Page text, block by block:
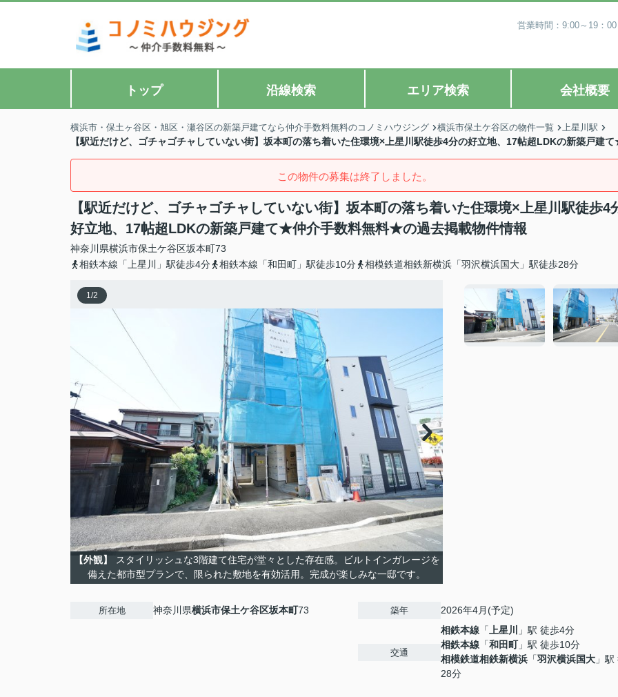
営業時間：9:00～19：
トップ 沿線検索 エリア検索 会社概要
横浜市・保土ヶ谷区・旭区・瀬谷区の新築戸建てなら仲介手数料無料のコノミハウジング 横浜市保土ケ谷区の物件一覧 上星川駅
【駅近だけど、ゴチャゴチャしていない街】坂本町の落ち着いた住環境×上星川駅徒歩4分の好立地、17帖超LDKの新築戸建
この物件の募集は終了しました。
【駅近だけど、ゴチャゴチャしていない街】坂本町の落ち着いた住環境×上星川駅徒歩4
好立地、17帖超LDKの新築戸建て★仲介手数料無料★の過去掲載物件情報
神奈川県横浜市保土ケ谷区坂本町73
相鉄本線「上星川」駅徒歩4分
相鉄本線「和田町」駅徒歩10分 相模鉄道相鉄新横浜「羽沢横浜国大」駅徒歩28分
1/2
【外観】
スタイリッシュな3階建て住宅が堂々とした存在感。ビルトインガレージを
備えた都市型プランで、限られた敷地を有効活用。完成が楽しみな一邸です。
所在地 神奈川県横浜市保土ケ谷区坂本町73 築年 2026年4月(予定)
交通
相鉄本線 「 上星川
」駅 徒歩4分
相鉄本線 「和田町」駅 徒歩10分
相模鉄道相鉄新横浜 「羽沢横浜国大 」
28分